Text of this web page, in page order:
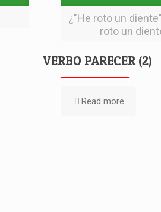
¿"He roto un
roto un
VERBO PARECER (2)
Read more